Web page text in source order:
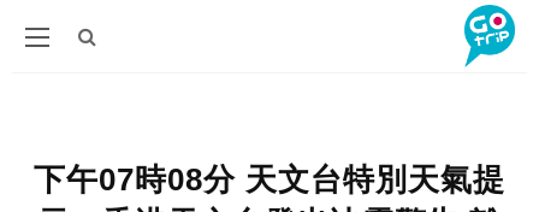
下午07時08分 天文台特別天氣提